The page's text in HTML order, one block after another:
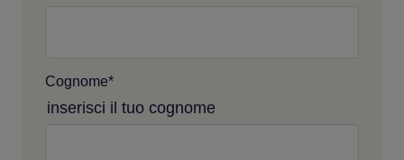
Cognome*
inserisci il tuo cognome